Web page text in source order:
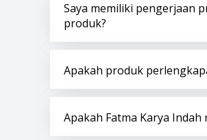
Saya memiliki pengerjaan
produk?
Apakah produk
Apakah Fatma Karya